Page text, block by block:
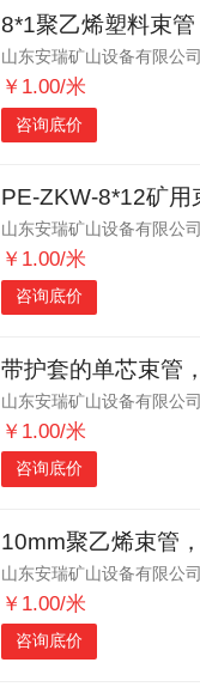
山东安瑞矿山设备有限公司
￥1.00/米
咨询底价
山东安瑞矿山设备有限公司
￥1.00/米
咨询底价
山东安瑞矿山设备有限公司
￥1.00/米
咨询底价
山东安瑞矿山设备有限公司
￥1.00/米
咨询底价